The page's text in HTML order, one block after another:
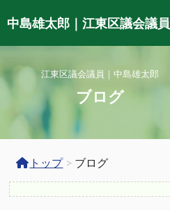
中島雄太郎｜江東区議会議員
江東区議会議員｜中島雄太郎
ブログ
トップ > ブログ